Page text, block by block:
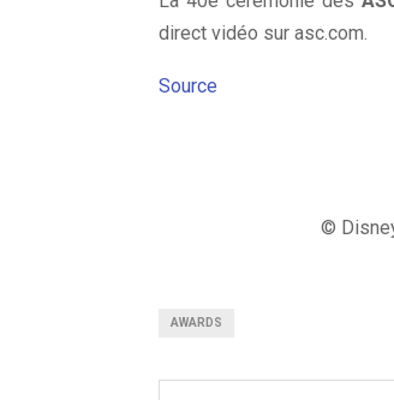
direct vidéo sur asc.com.
Source
©
AWARDS